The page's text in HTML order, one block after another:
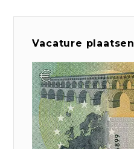
Vacature plaatsen